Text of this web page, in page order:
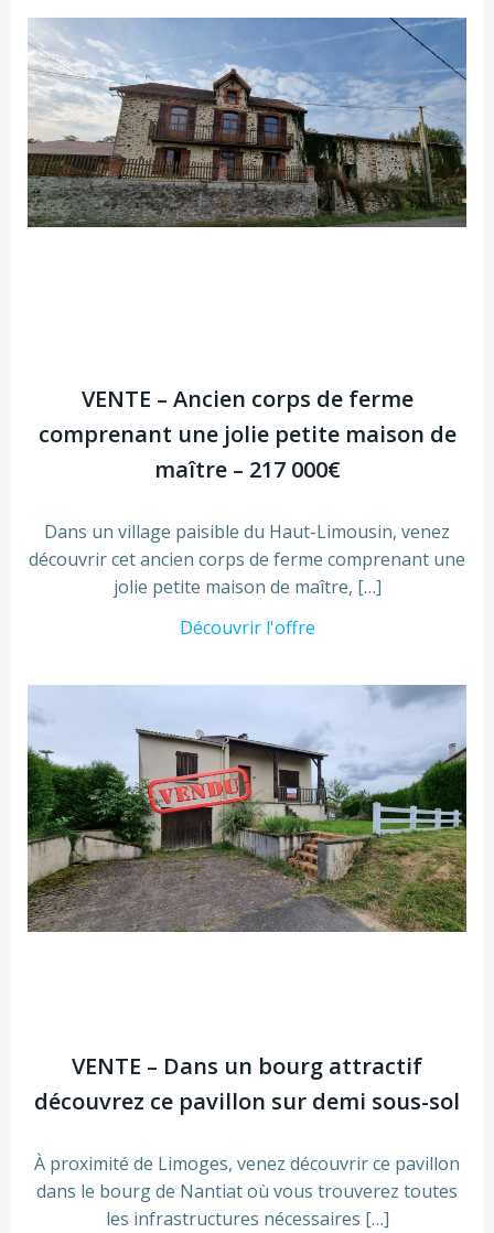
VENTE – Ancien corps de ferme
comprenant une jolie petite maison de
maître – 217 000€
Dans un village paisible du Haut-Limousin, venez
découvrir cet ancien corps de ferme comprenant une
jolie petite maison de maître, […]
Découvrir l'offre
VENTE – Dans un bourg attractif
découvrez ce pavillon sur demi sous-sol
À proximité de Limoges, venez découvrir ce pavillon
dans le bourg de Nantiat où vous trouverez toutes
les infrastructures nécessaires […]